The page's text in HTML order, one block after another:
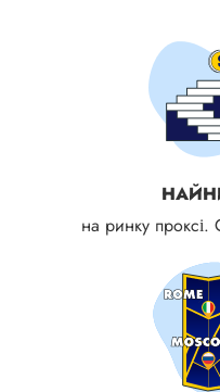
на ринку проксі.